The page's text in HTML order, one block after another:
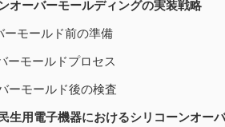
オーバーモールディングの実装戦略
ーモールド前の準備
ーモールドプロセス
ーモールド後の検査
生用電子機器におけるシリコーンオー